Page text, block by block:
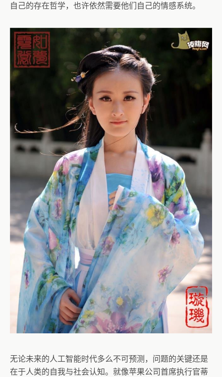
自己的存在哲学，也许依然需要他们自己的情感系统。
无论未来的人工智能时代多么不可预测，问题的关键还是
在于人类的自我与社会认知。就像苹果公司首席执行官蒂